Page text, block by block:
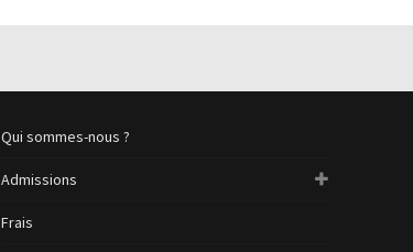
Qui sommes-nous ?
Admissions
Frais